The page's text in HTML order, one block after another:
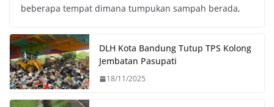
b
o
k
t
r
s
p
p
L
n
k
beberapa tempat dimana tumpukan sampah berada,
DLH Kota Bandung Tutup TPS Kolong
Jembatan Pasupati
18/11/2025